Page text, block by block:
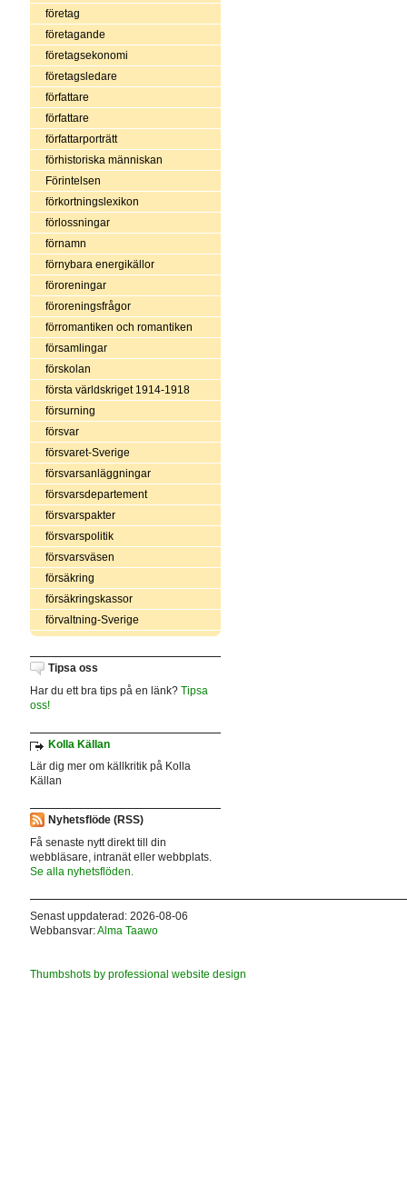
företag
företagande
företagsekonomi
företagsledare
författare
författare
författarporträtt
förhistoriska människan
Förintelsen
förkortningslexikon
förlossningar
förnamn
förnybara energikällor
föroreningar
föroreningsfrågor
förromantiken och romantiken
församlingar
förskolan
första världskriget 1914-1918
försurning
försvar
försvaret-Sverige
försvarsanläggningar
försvarsdepartement
försvarspakter
försvarspolitik
försvarsväsen
försäkring
försäkringskassor
förvaltning-Sverige
Tipsa oss
Har du ett bra tips på en länk? Tipsa
oss!
Kolla Källan
Lär dig mer om källkritik på Kolla
Källan
Nyhetsflöde (RSS)
Få senaste nytt direkt till din
webbläsare, intranät eller webbplats.
Se alla nyhetsflöden.
Senast uppdaterad: 2026-08-06
Webbansvar:Alma Taawo
Thumbshots by professional website design